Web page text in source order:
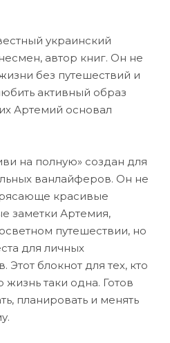
украинский
автор книг. Он не
без путешествий и
активный образ
Артемий основал
на полную» создан для
ванлайферов. Он не
красивые
заметки Артемия,
путешествии, но
для личных
Этот блокнот для тех, кто
жизнь таки одна. Готов
планировать и менять